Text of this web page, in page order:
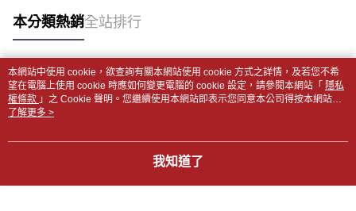
本分類熱銷全站排行
熱門標籤
本網站中使用 cookie，欲查詢有關本網站使用 cookie 方式之詳情，及若您不希
望在電腦上使用 cookie 時應如何變更電腦的 cookie 設定，請參閱本網站「 隱私
權條款 」之 Cookie 聲明。您繼續使用本網站即表示您同意本公司得按本網站使
用條款之 Cookie 聲明使用 cookie。
了解更多 >
我知道了